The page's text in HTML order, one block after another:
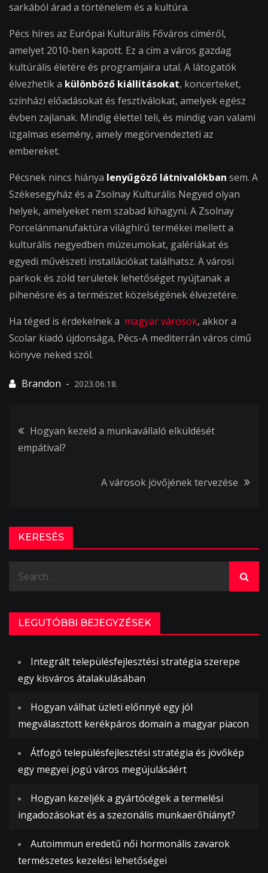
sarkából árad a történelem és a kultúra.
Pécs híres az Európai Kulturális Főváros címéről,
amelyet 2010-ben kapott. Ez a cím a város gazdag
kultúrális életére és programjaira utal. A látogatók
élvezhetik a különböző kiállításokat, koncerteket,
színházi előadásokat és fesztiválokat, amelyek egész
évben zajlanak. Mindig élettel teli, és mindig van valami
izgalmas esemény, amely megörvendezteti az
embereket.
Pécsnek nincs hiánya lenyűgöző látnivalókban sem. A
Székesegyház és a Zsolnay Kulturális Negyed olyan
helyek, amelyeket nem szabad kihagyni. A Zsolnay
Porcelánmanufaktúra világhírű termékei mellett a
kulturális negyedben múzeumokat, galériákat és
egyedi művészeti installációkat találhatsz. A városi
parkok és zöld területek lehetőséget nyújtanak a
pihenésre és a természet közelségének élvezetére.
Ha téged is érdekelnek a magyar városok, akkor a
Scolar kiadó újdonsága, Pécs-A mediterrán város cimű
könyve neked szól.
2023.06.18.
Bejegyzés
Hogyan kezeld a munkavállaló elküldését
empátival?
A városok jövőjének tervezése
KERESÉS
LEGUTÓBBI BEJEGYZÉSEK
Integrált településfejlesztési stratégia szerepe
egy kisváros átalakulásában
Hogyan válhat üzleti előnnyé egy jól
megválasztott kerékpáros domain a magyar piacon
Átfogó településfejlesztési stratégia és jövőkép
egy megyei jogú város megújulásáért
Hogyan kezeljék a gyártócégek a termelési
ingadozásokat és a szezonális munkaerőhiányt?
Autoimmun eredetű női hormonális zavarok
természetes kezelési lehetőségei